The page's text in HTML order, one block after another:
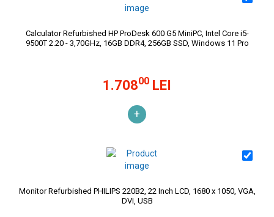
Calculator Refurbished HP ProDesk 600 G5 MiniPC, Intel Core i5-
9500T 2.20 - 3,70GHz, 16GB DDR4, 256GB SSD, Windows 11 Pro
1.70800 LEI
+
Monitor Refurbished PHILIPS 220B2, 22 Inch LCD, 1680 x 1050, VGA,
DVI, USB